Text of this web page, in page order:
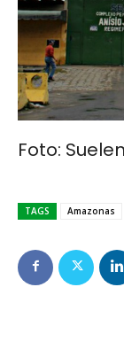
Foto:
TAGS Amazonas